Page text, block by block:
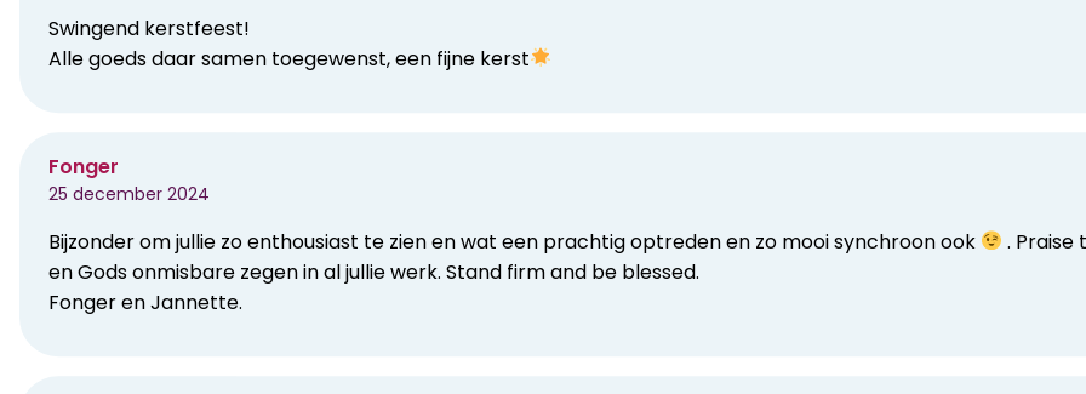
Swingend kerstfeest!
Alle goeds daar samen toegewenst, een fijne kerst
Fonger
25 december 2024
Bijzonder om jullie zo enthousiast te zien en wat een prachtig optreden en zo mooi synchroon ook
. Praise
en Gods onmisbare zegen in al jullie werk. Stand firm and be blessed.
Fonger en Jannette.